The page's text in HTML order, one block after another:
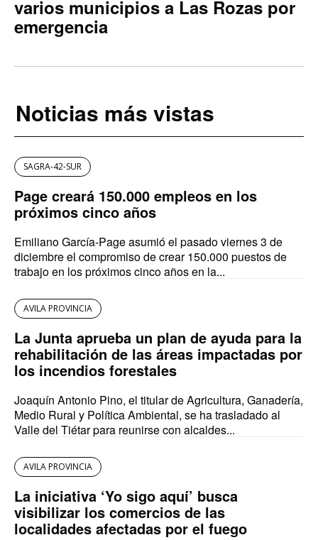
varios municipios a Las Rozas por
emergencia
Noticias más vistas
SAGRA-42-SUR
Page creará 150.000 empleos en los
próximos cinco años
Emiliano García-Page asumió el pasado viernes 3 de
diciembre el compromiso de crear 150.000 puestos de
trabajo en los próximos cinco años en la...
AVILA PROVINCIA
La Junta aprueba un plan de ayuda para la
rehabilitación de las áreas impactadas por
los incendios forestales
Joaquín Antonio Pino, el titular de Agricultura, Ganadería,
Medio Rural y Política Ambiental, se ha trasladado al
Valle del Tiétar para reunirse con alcaldes...
AVILA PROVINCIA
La iniciativa ‘Yo sigo aquí’ busca
visibilizar los comercios de las
localidades afectadas por el fuego